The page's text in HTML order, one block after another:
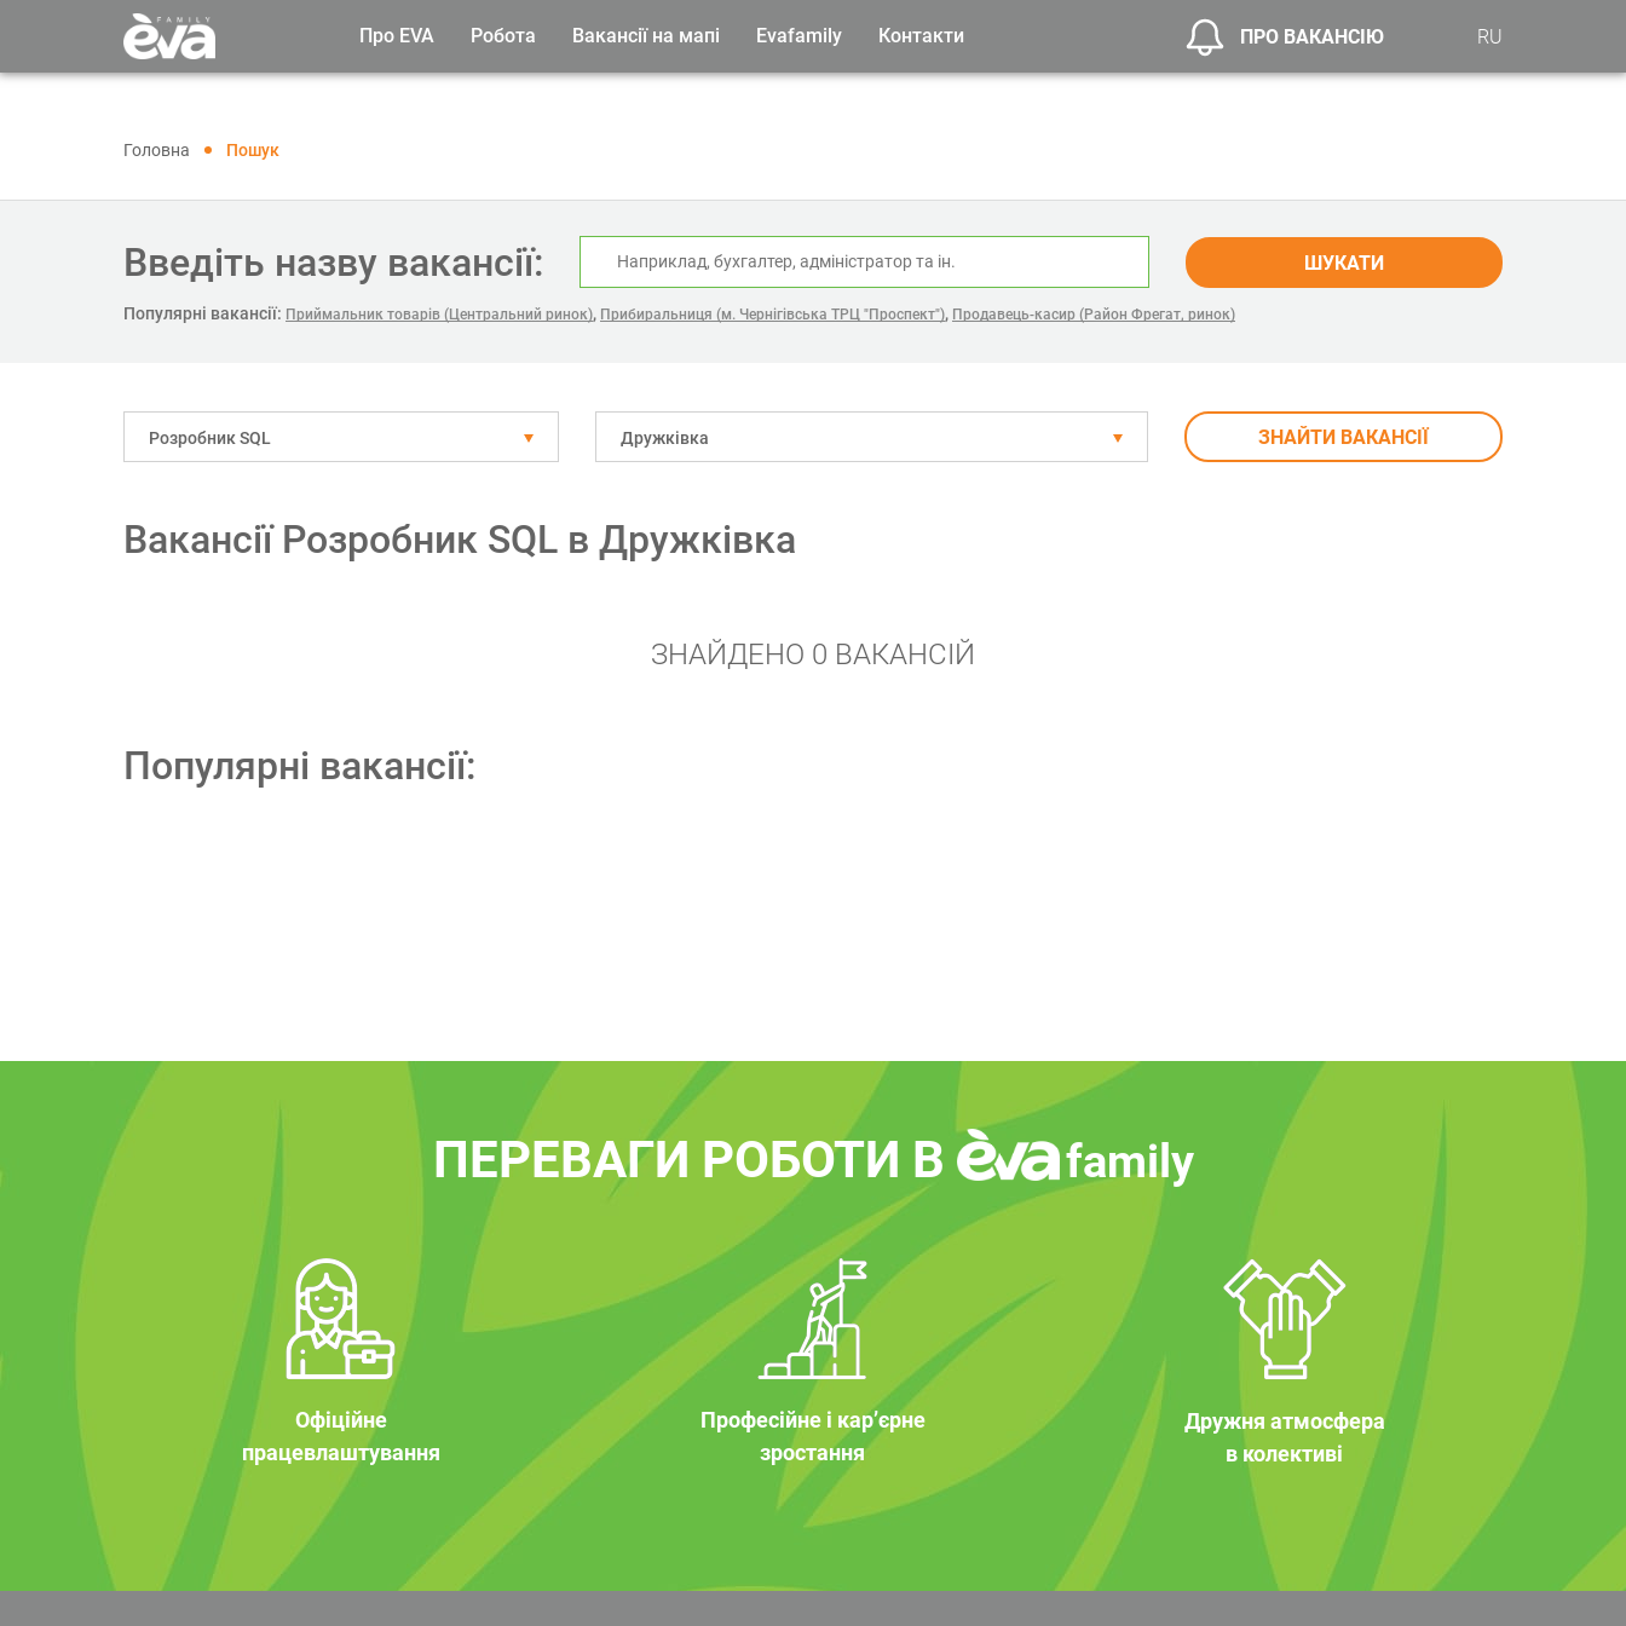
Про EVA Робота Вакансії на мапі Evafamily Контакти ПРО ВАКАНСІЮ RU
Головна Пошук
Введіть назву вакансії: ШУКАТИ
Популярні вакансії: Приймальник товарів (Центральний ринок), Прибиральниця (м. Чернігівська ТРЦ "Проспект"), Продавець-касир (Район Фрегат, ринок)
Розробник SQL Дружківка ЗНАЙТИ ВАКАНСІЇ
Вакансії Розробник SQL в Дружківка
ЗНАЙДЕНО 0 ВАКАНСІЙ
Популярні вакансії:
ПЕРЕВАГИ РОБОТИ В family
Офіційне
працевлаштування
Професійне і кар’єрне
зростання
Дружня атмосфера
в колективі